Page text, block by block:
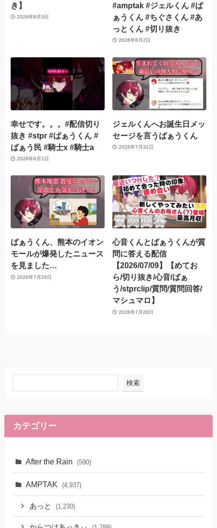
き】
2026年8月3日
#amptak #ジェルくん #ば
ぁうくん #ちぐさくん #あ
っとくん #切り抜き
2026年8月2日
幸せです。。。#配信切り
抜き #stpr #ばぁうくん #
ばぁう民 #騎士x #騎士a
2026年8月1日
ジェルくんへお誕生日メッ
セージを言うばぁうくん
2026年7月31日
ばぁうくん、熊本のイオン
モールが爆発したニュース
を見ました…
2026年7月29日
心音くんとばぁうくんが質
問に答える配信
【2026/07/09】【めてお
ら/切り抜き/心音/ばぁ
う/stprclip/質問/質問回答/
マシュマロ】
2026年7月28日
検索
カテゴリー
After the Rain (590)
AMPTAK (4,937)
あっと (1,230)